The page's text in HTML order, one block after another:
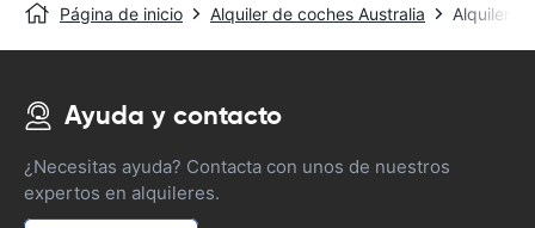
Página de inicio Alquiler de coches Australia Alquiler
Ayuda y contacto
¿Necesitas ayuda? Contacta con unos de nuestros
expertos en alquileres.